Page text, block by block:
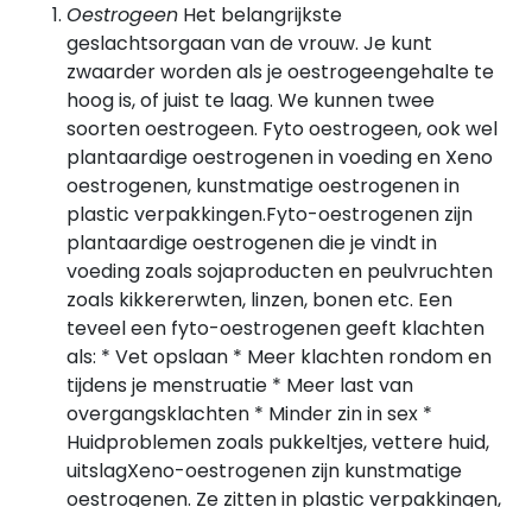
Oestrogeen Het belangrijkste
geslachtsorgaan van de vrouw. Je kunt
zwaarder worden als je oestrogeengehalte te
hoog is, of juist te laag. We kunnen twee
soorten oestrogeen. Fyto oestrogeen, ook wel
plantaardige oestrogenen in voeding en Xeno
oestrogenen, kunstmatige oestrogenen in
plastic verpakkingen.Fyto-oestrogenen zijn
plantaardige oestrogenen die je vindt in
voeding zoals sojaproducten en peulvruchten
zoals kikkererwten, linzen, bonen etc. Een
teveel een fyto-oestrogenen geeft klachten
als: * Vet opslaan * Meer klachten rondom en
tijdens je menstruatie * Meer last van
overgangsklachten * Minder zin in sex *
Huidproblemen zoals pukkeltjes, vettere huid,
uitslagXeno-oestrogenen zijn kunstmatige
oestrogenen. Ze zitten in plastic verpakkingen,